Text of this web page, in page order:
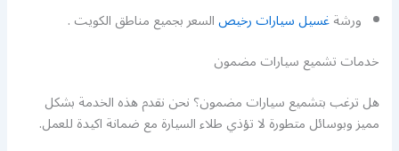
ورشةغسيل سيارات رخيصالسعر بجميع مناطق الكويت .
خدمات تشميع سيارات مضمون
هل ترغب بتشميع سيارات مضمون؟ نحن نقدم هذه الخدمة بشكل
مميز وبوسائل متطورة لا تؤذي طلاء السيارة مع ضمانة اكيدة للعمل.